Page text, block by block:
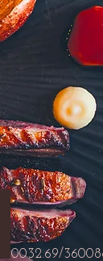
0032.69/